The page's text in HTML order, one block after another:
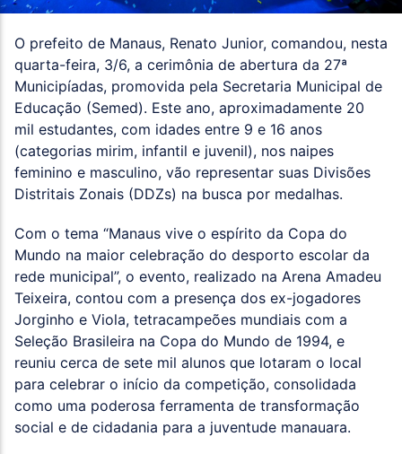
O prefeito de Manaus, Renato Junior, comandou, nesta
quarta-feira, 3/6, a cerimônia de abertura da 27ª
Municipíadas, promovida pela Secretaria Municipal de
Educação (Semed). Este ano, aproximadamente 20
mil estudantes, com idades entre 9 e 16 anos
(categorias mirim, infantil e juvenil), nos naipes
feminino e masculino, vão representar suas Divisões
Distritais Zonais (DDZs) na busca por medalhas.
Com o tema “Manaus vive o espírito da Copa do
Mundo na maior celebração do desporto escolar da
rede municipal”, o evento, realizado na Arena Amadeu
Teixeira, contou com a presença dos ex-jogadores
Jorginho e Viola, tetracampeões mundiais com a
Seleção Brasileira na Copa do Mundo de 1994, e
reuniu cerca de sete mil alunos que lotaram o local
para celebrar o início da competição, consolidada
como uma poderosa ferramenta de transformação
social e de cidadania para a juventude manauara.